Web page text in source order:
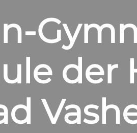
der